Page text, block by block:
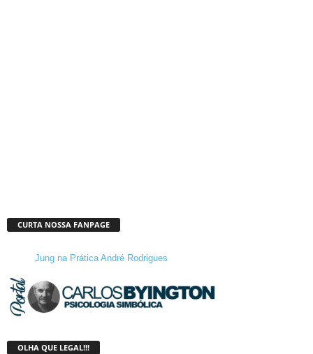
CURTA NOSSA FANPAGE
Jung na Prática André Rodrigues
OLHA QUE LEGAL!!!